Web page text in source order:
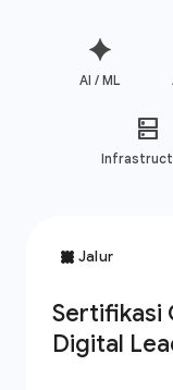
AI / ML